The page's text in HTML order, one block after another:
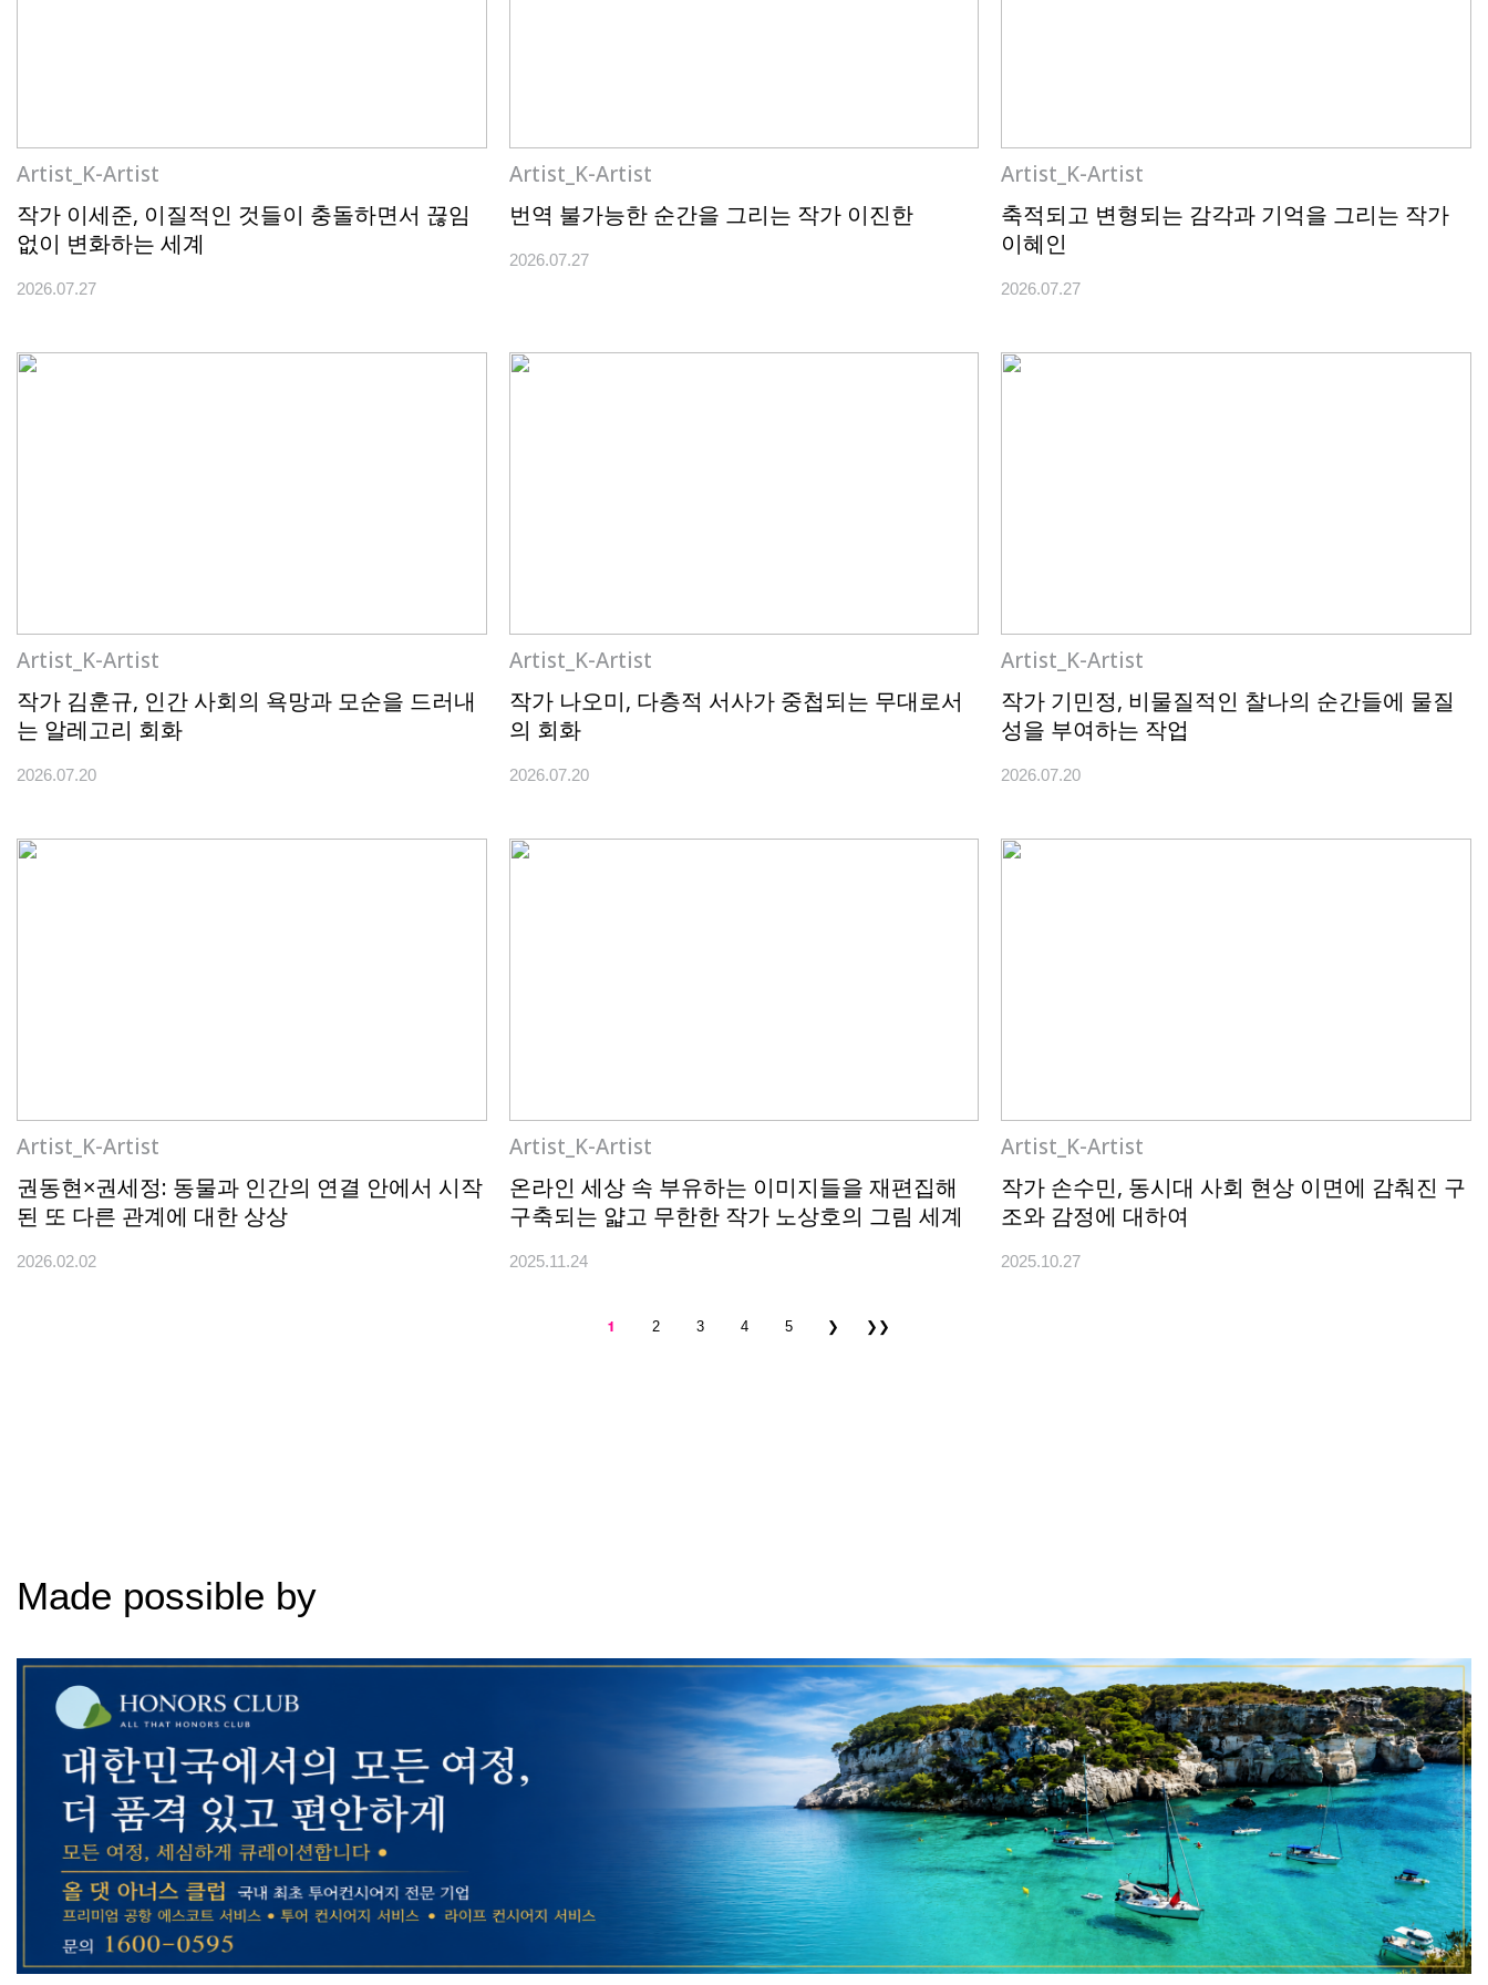
Artist_K-Artist
작가 이세준, 이질적인 것들이 충돌하면서 끊임
없이 변화하는 세계
2026.07.27
Artist_K-Artist
번역 불가능한 순간을 그리는 작가 이진한
2026.07.27
Artist_K-Artist
축적되고 변형되는 감각과 기억을 그리는 작가
이혜인
2026.07.27
Artist_K-Artist
작가 김훈규, 인간 사회의 욕망과 모순을 드러내
는 알레고리 회화
2026.07.20
Artist_K-Artist
작가 나오미, 다층적 서사가 중첩되는 무대로서
의 회화
2026.07.20
Artist_K-Artist
작가 기민정, 비물질적인 찰나의 순간들에 물질
성을 부여하는 작업
2026.07.20
Artist_K-Artist
권동현×권세정: 동물과 인간의 연결 안에서 시작
된 또 다른 관계에 대한 상상
2026.02.02
Artist_K-Artist
온라인 세상 속 부유하는 이미지들을 재편집해
구축되는 얇고 무한한 작가 노상호의 그림 세계
2025.11.24
Artist_K-Artist
작가 손수민, 동시대 사회 현상 이면에 감춰진 구
조와 감정에 대하여
2025.10.27
1 2 3 4 5 ❯ ❯❯
Made possible by